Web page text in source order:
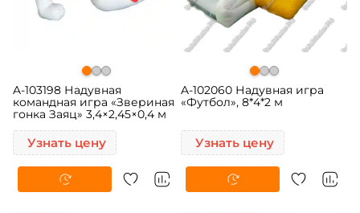
A-103198 Надувная
командная игра «Звериная
гонка Заяц» 3,4×2,45×0,4 м
Узнать цену
A-102060 Надувная игра
«Футбол», 8*4*2 м
Узнать цену